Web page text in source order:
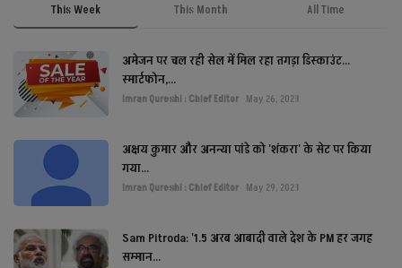
This Week This Month All Time
अमेजन पर चल रही सेल में मिल रहा तगड़ा डिस्काउंट...
स्मार्टफोन,...
Imran Qureshi : Chief Editor May 26, 2023
अक्षय कुमार और अनन्या पांडे को 'शंकरा' के सेट पर किया
गया...
Imran Qureshi : Chief Editor May 29, 2023
Sam Pitroda: '1.5 अरब आबादी वाले देश के PM हर जगह
सम्मान...